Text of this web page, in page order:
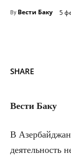
By Вести Баку 5
SHARE
Вести Баку
В
деятельность